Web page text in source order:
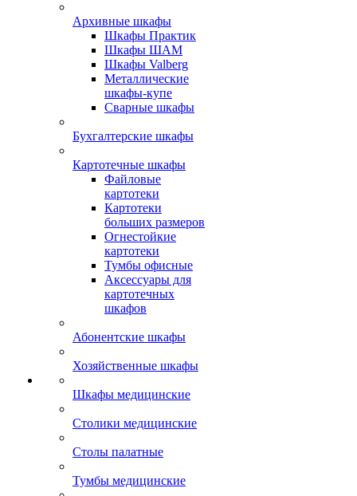
Архивные шкафы
Шкафы Практик
Шкафы ШАМ
Шкафы Valberg
Металлические
шкафы-купе
Сварные шкафы
Бухгалтерские шкафы
Картотечные шкафы
Файловые
картотеки
Картотеки
больших размеров
Огнестойкие
картотеки
Тумбы офисные
Аксессуары для
картотечных
шкафов
Абонентские шкафы
Хозяйственные шкафы
Шкафы медицинские
Столики медицинские
Столы палатные
Тумбы медицинские